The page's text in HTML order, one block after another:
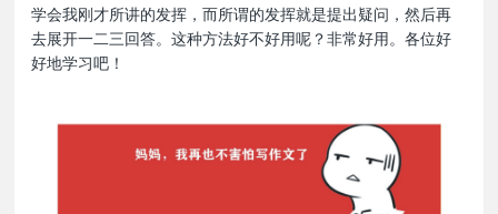
学会我刚才所讲的发挥，而所谓的发挥就是提出疑问，然后再
去展开一二三回答。这种方法好不好用呢？非常好用。各位好
好地学习吧！